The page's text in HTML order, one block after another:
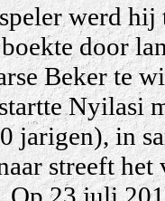
werd
door
Beker te
Nyilasi
jarigen), in
streeft